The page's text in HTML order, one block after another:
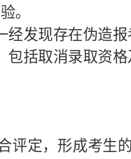
。
发现存在伪造
括取消录取资
评定，形成考生